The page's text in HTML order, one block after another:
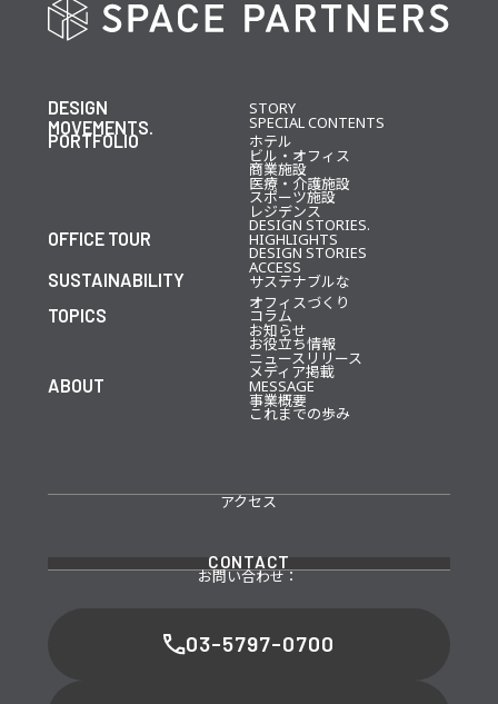
DESIGN
MOVEMENTS.
STORY
SPECIAL CONTENTS
PORTFOLIO ホテル
ビル・オフィス
商業施設
医療・介護施設
スポーツ施設
レジデンス
DESIGN STORIES.
OFFICE TOUR HIGHLIGHTS
DESIGN STORIES
ACCESS
SUSTAINABILITY
サステナブルな
オフィスづくり
TOPICS コラム
お知らせ
お役立ち情報
ニュースリリース
メディア掲載
ABOUT MESSAGE
事業概要
これまでの歩み
お問い合わせ：
03-5797-0700
アクセス
CONTACT